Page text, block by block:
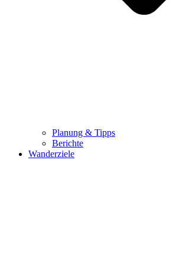
Planung & Tipps
Berichte
Wanderziele